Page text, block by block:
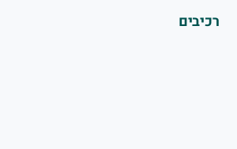
רכיבים